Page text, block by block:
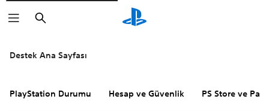
Arama
Destek Ana Sayfası
PlayStation Durumu Hesap ve Güvenlik PS Store ve